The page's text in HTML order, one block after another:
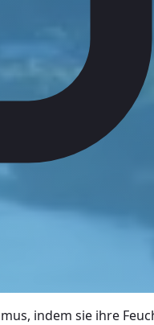
indem sie ihre